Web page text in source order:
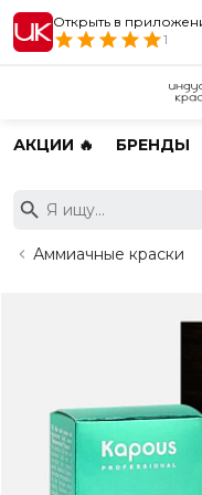
Открыть в
1
АКЦИИ 🔥 БРЕНДЫ
Аммиачные краски